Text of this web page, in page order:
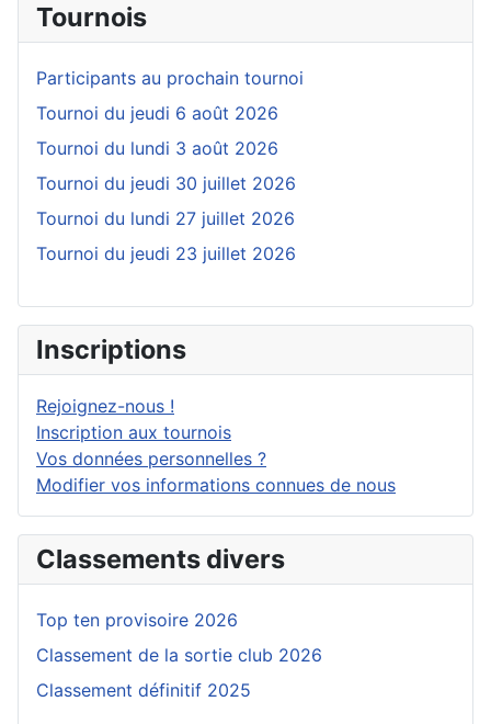
Tournois
Participants au prochain tournoi
Tournoi du jeudi 6 août 2026
Tournoi du lundi 3 août 2026
Tournoi du jeudi 30 juillet 2026
Tournoi du lundi 27 juillet 2026
Tournoi du jeudi 23 juillet 2026
Inscriptions
Rejoignez-nous !
Inscription aux tournois
Vos données personnelles ?
Modifier vos informations connues de nous
Classements divers
Top ten provisoire 2026
Classement de la sortie club 2026
Classement définitif 2025